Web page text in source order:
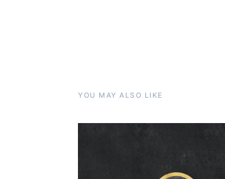
YOU MAY ALSO LIKE